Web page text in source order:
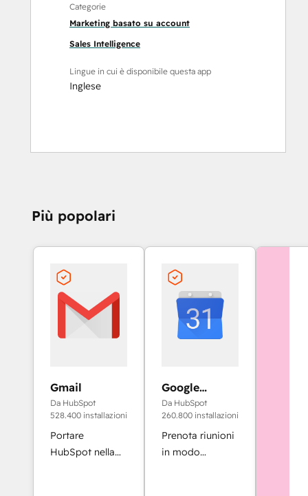
Categorie
Marketing basato su account
Sales Intelligence
Lingue in cui è disponibile questa app
Inglese
Più popolari
Gmail
Da HubSpot
528.400 installazioni
Portare
HubSpot nella
Google
Calendar
Da HubSpot
260.800 installazioni
Prenota riunioni
in modo